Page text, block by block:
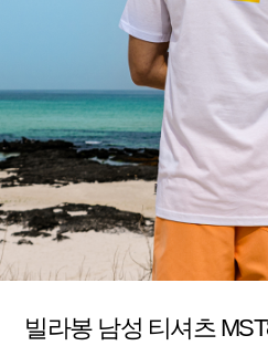
빌라봉 남성 티셔츠